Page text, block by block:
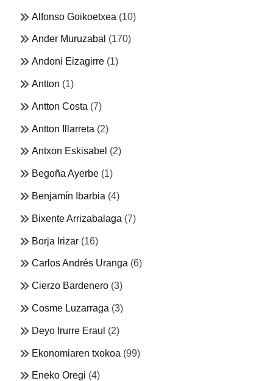
Alfonso Goikoetxea (10)
Ander Muruzabal (170)
Andoni Eizagirre (1)
Antton (1)
Antton Costa (7)
Antton Illarreta (2)
Antxon Eskisabel (2)
Begoña Ayerbe (1)
Benjamín Ibarbia (4)
Bixente Arrizabalaga (7)
Borja Irizar (16)
Carlos Andrés Uranga (6)
Cierzo Bardenero (3)
Cosme Luzarraga (3)
Deyo Irurre Eraul (2)
Ekonomiaren txokoa (99)
Eneko Oregi (4)